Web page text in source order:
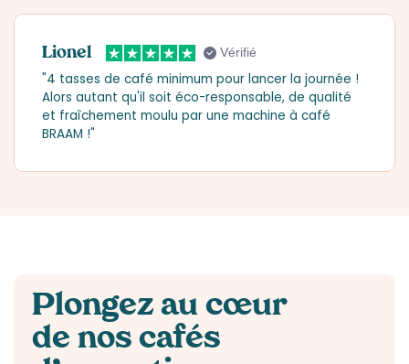
Lionel Vérifié
"4 tasses de café minimum pour lancer la journée !
Alors autant qu'il soit éco-responsable, de qualité
et fraîchement moulu par une machine à café
BRAAM !"
Plongez au cœur
de nos cafés